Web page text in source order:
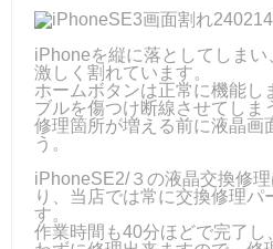
iPhoneを縦に落としてしま
激しく割れています。
ホームボタンは正常に機能し
ブルを傷つけ断線させてしま
修理箇所が増える前に液晶画
う。
iPhoneSE2/３の液晶交換修
り、当店では常に交換修理パ
す。
作業時間も40分ほどで完了